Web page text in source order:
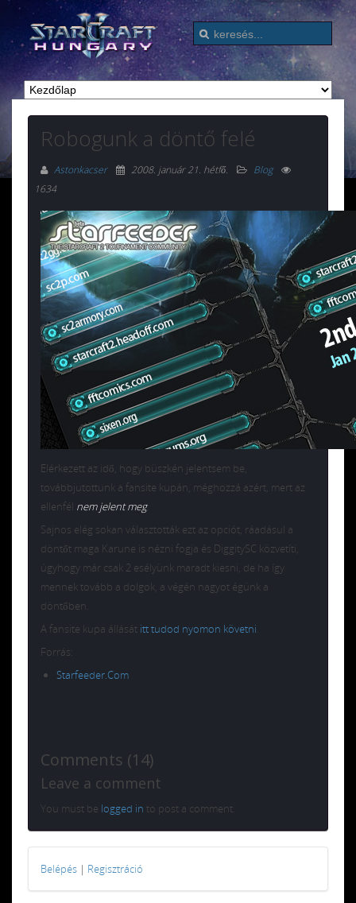
Robogunk a döntő felé
Astonkacser 2008. január 21. hétfő.
Blog
1634
Elérkezett az idő, hogy büszkén jelentsem be,
továbbjutottunk a fansite kupán, méghozzá azért, mert az
ellenfél nem jelent meg.
Sajnos elég sokan választották ezt az opciót, ráadásul a
döntőt maga Karune is nézni fogja és DiggitySC közvetíti,
úgyhogy már csak 2 esélyünk maradt kiesni, de ha így
mennek tovább a dolgok, a végén nagyot égünk a
döntőben.
A fansite kupa állását itt tudod nyomon követni.
Forrás:
Starfeeder.Com
Comments (14)
Leave a comment
You must be logged in to post a comment.
Belépés | Regisztráció